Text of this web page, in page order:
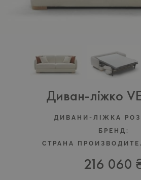
Диван-ліжко
ДИВАНИ-ЛІЖКА
БРЕНД:
СТРАНА
216 060